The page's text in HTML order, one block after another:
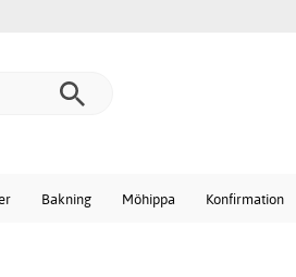
Bakning Möhippa Konfirmation